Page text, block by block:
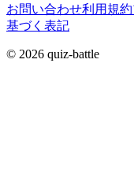
お問い合わせ利用規約
基づく表記
© 2026 quiz-battle